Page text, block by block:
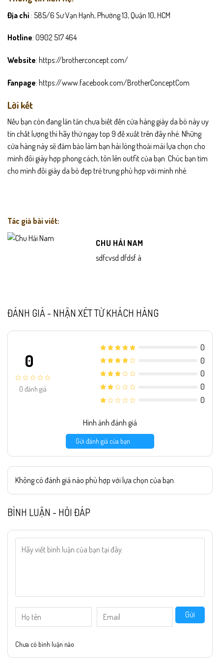
Địa chỉ : 585/6 Sư Vạn Hạnh, Phường 13, Quận 10, HCM
Hotline: 0902 517 464
Website: https://brotherconcept.com/
Fanpage: https://www.facebook.com/BrotherConceptCom
Lời kết
Nếu bạn còn đang lăn tăn chưa biết đến cửa hàng giày da bò này uy
tín chất lượng thì hãy thử ngay top 9 đề xuất trên đây nhé. Những
cửa hàng này sẽ đảm bảo làm bạn hài lòng thoải mái lựa chọn cho
mình đôi giày hợp phong cách, tôn lên outfit của bạn. Chúc bạn tìm
cho mình đôi giày da bò đẹp trẻ trung phù hợp với mình nhé.
Tác giả bài viết:
CHU HẢI NAM
sdfcvsd dfdsf à
ĐÁNH GIÁ - NHẬN XÉT TỪ KHÁCH HÀNG
0
0 đánh giá
0
0
0
0
0
Hình ảnh đánh giá
Gửi đánh giá của bạn
Không có đánh giá nào phù hợp với lựa chọn của bạn.
BÌNH LUẬN - HỎI ĐÁP
Gửi
Chưa có bình luận nào